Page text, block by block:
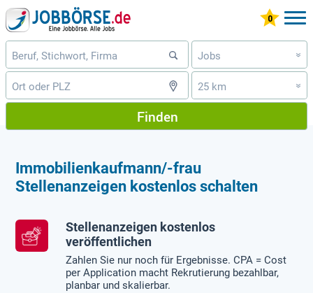
Jobs »
25 km »
Finden
Immobilienkaufmann/-frau
Stellenanzeigen kostenlos schalten
Stellenanzeigen kostenlos
veröffentlichen
Zahlen Sie nur noch für Ergebnisse. CPA = Cost
per Application macht Rekrutierung bezahlbar,
planbar und skalierbar.